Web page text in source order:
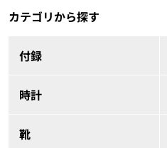
カテゴリから探す
付録
時計
靴